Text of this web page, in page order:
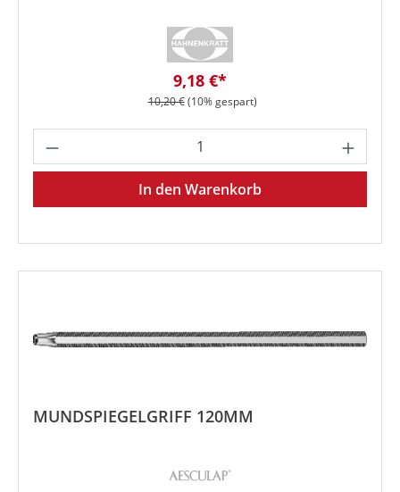
Verkaufspreis:
9,18 €*
Regulärer Preis:
10,20 € (10% gespart)
Produkt Anzahl: Gib den
In den Warenkorb
MUNDSPIEGELGRIFF 120MM